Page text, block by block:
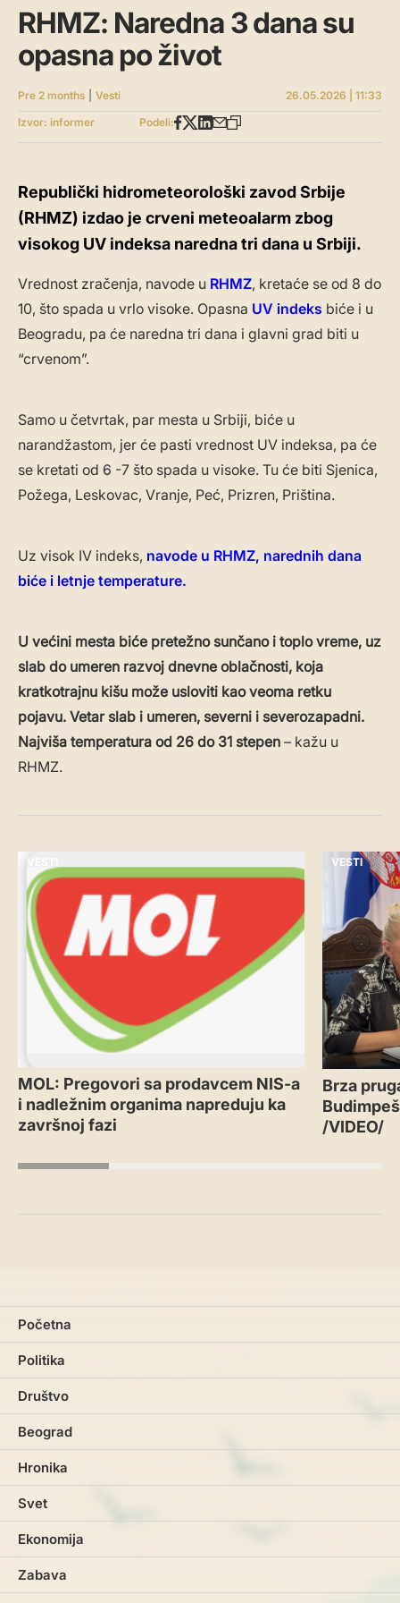
RHMZ: Naredna 3 dana su
opasna po život
Pre 2 months Vesti
26.05.2026 | 11:33
Izvor: informer
Podeli:
Republički hidrometeorološki zavod Srbije
(RHMZ) izdao je crveni meteoalarm zbog
visokog UV indeksa naredna tri dana u Srbiji.
Vrednost zračenja, navode u RHMZ, kretaće se od 8 do
10, što spada u vrlo visoke. Opasna UV indeks biće i u
Beogradu, pa će naredna tri dana i glavni grad biti u
“crvenom”.
Samo u četvrtak, par mesta u Srbiji, biće u
narandžastom, jer će pasti vrednost UV indeksa, pa će
se kretati od 6 -7 što spada u visoke. Tu će biti Sjenica,
Požega, Leskovac, Vranje, Peć, Prizren, Priština.
Uz visok IV indeks, navode u RHMZ, narednih dana
biće i letnje temperature.
U većini mesta biće pretežno sunčano i toplo vreme, uz
slab do umeren razvoj dnevne oblačnosti, koja
kratkotrajnu kišu može usloviti kao veoma retku
pojavu. Vetar slab i umeren, severni i severozapadni.
Najviša temperatura od 26 do 31 stepen – kažu u
RHMZ.
MOL: Pregovori sa prodavcem NIS-a
i nadležnim organima napreduju ka
završnoj fazi
VESTI
Brza
/VIDEO/
Početna
Politika
Društvo
Beograd
Hronika
Svet
Ekonomija
Zabava